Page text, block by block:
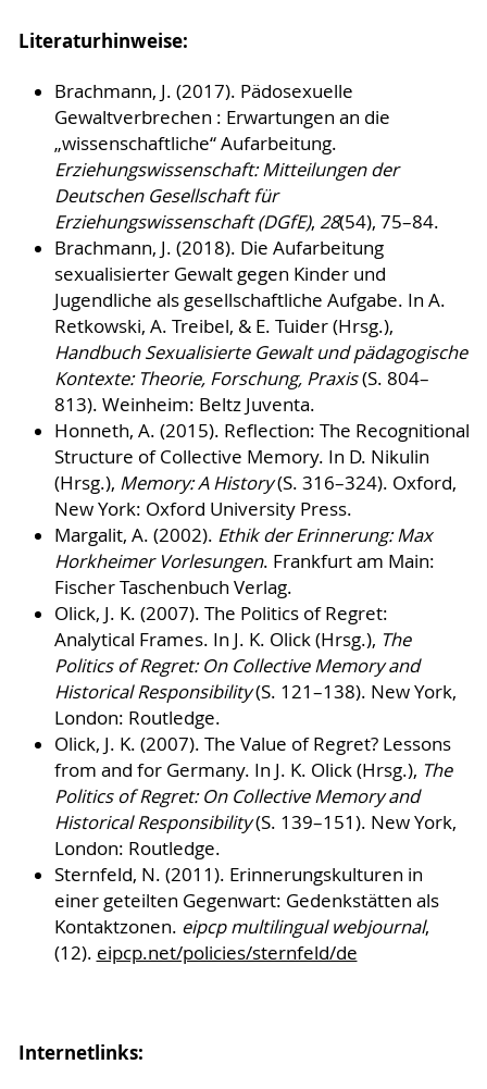
Literaturhinweise:
Brachmann, J. (2017). Pädosexuelle
Gewaltverbrechen : Erwartungen an die
„wissenschaftliche“ Aufarbeitung.
Erziehungswissenschaft: Mitteilungen der
Deutschen Gesellschaft für
Erziehungswissenschaft (DGfE), 28(54), 75–84.
Brachmann, J. (2018). Die Aufarbeitung
sexualisierter Gewalt gegen Kinder und
Jugendliche als gesellschaftliche Aufgabe. In A.
Retkowski, A. Treibel, & E. Tuider (Hrsg.),
Handbuch Sexualisierte Gewalt und pädagogische
Kontexte: Theorie, Forschung, Praxis(S. 804–
813). Weinheim: Beltz Juventa.
Honneth, A. (2015). Reflection: The Recognitional
Structure of Collective Memory. In D. Nikulin
(Hrsg.), Memory: A History(S. 316–324). Oxford,
New York: Oxford University Press.
Margalit, A. (2002). Ethik der Erinnerung: Max
Horkheimer Vorlesungen. Frankfurt am Main:
Fischer Taschenbuch Verlag.
Olick, J. K. (2007). The Politics of Regret:
Analytical Frames. In J. K. Olick (Hrsg.), The
Politics of Regret: On Collective Memory and
Historical Responsibility(S. 121–138). New York,
London: Routledge.
Olick, J. K. (2007). The Value of Regret? Lessons
from and for Germany. In J. K. Olick (Hrsg.), The
Politics of Regret: On Collective Memory and
Historical Responsibility(S. 139–151). New York,
London: Routledge.
Sternfeld, N. (2011). Erinnerungskulturen in
einer geteilten Gegenwart: Gedenkstätten als
Kontaktzonen. eipcp multilingual webjournal,
(12). eipcp.net/policies/sternfeld/de
Internetlinks: